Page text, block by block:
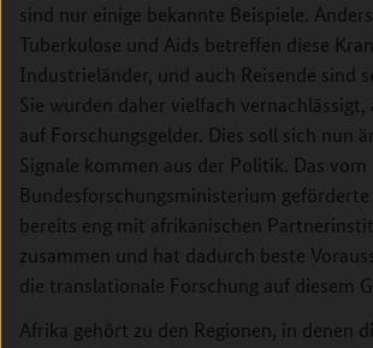
sind nur einige bekannte Beispiele.
Tuberkulose und Aids betreffen diese
Industrieländer, und auch Reisende sind
Sie wurden daher vielfach
auf Forschungsgelder. Dies soll sich nun
Signale kommen aus der Politik. Das vom
Bundesforschungsministerium
bereits eng mit afrikanischen
zusammen und hat dadurch beste
die translationale Forschung auf diesem
Afrika gehört zu den Regionen, in denen